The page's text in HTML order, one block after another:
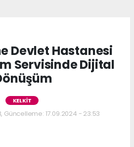
Devlet Hastanesi
Servisinde Dijital
KELKİT
Güncelleme: 17.09.2024 - 23:53